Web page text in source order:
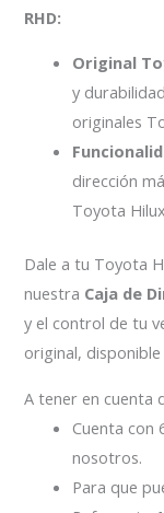
RHD:
Original
y
originales
dirección
Toyota
Dale a tu Toyota
nuestra Caja de
y el control de tu
original,
A tener en cuenta
Cuenta con
nosotros.
Para que